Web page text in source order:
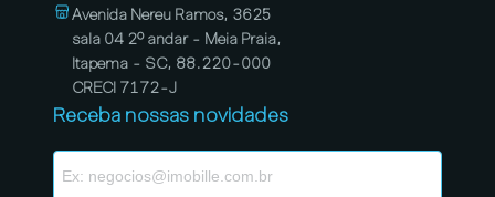
Avenida Nereu Ramos, 3625
sala 04 2º andar - Meia Praia,
Itapema - SC, 88.220-000
CRECI 7172-J
Receba nossas novidades